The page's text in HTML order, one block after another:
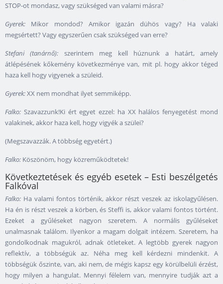
STOP-ot mondasz, vagy szükséged van valami másra?
Gyerek: Mikor mondod? Amikor igazán dühös vagy? Ha valaki
megsértett? Vagy egyszerűen csak szükséged van erre?
Stefani (tanárnő): szerintem meg kell húznunk a határt, amely
átlépésének kőkemény következménye van, mit pl. hogy akkor téged
haza kell hogy vigyenek a szüleid.
Gyerek:XX nem mondhat ilyet semmiképp.
Falko: Szavazzunk!Ki ért egyet ezzel: ha XX halálos fenyegetést mond
valakinek, akkor haza kell, hogy vigyék a szülei?
(Megszavazzák. A többség egyetért.)
Falko: Köszönöm, hogy közreműködtetek!
Következtetések és egyéb esetek – Esti beszélgetés
Falkóval
Falko: Ha valami fontos történik, akkor részt veszek az iskolagyűlésen.
Ha én is részt veszek a körben, és Steffi is, akkor valami fontos történt.
Ezeket a gyűléseket nagyon szeretem. A normális gyűléseket
unalmasnak találom. Ilyenkor a magam dolgait intézem. Szeretem, ha
gondolkodnak magukról, adnak ötleteket. A legtöbb gyerek nagyon
reflektív, a többségük az. Néha meg kell kérdezni mindenkit. A
többségük őszinte, van, aki nem, de mégis kapsz egy körülbelüli érzést,
hogy milyen a hangulat. Mennyi félelem van, mennyire tudják azt a